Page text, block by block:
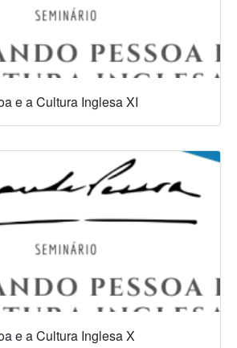
e a Cultura Inglesa XI
e a Cultura Inglesa X